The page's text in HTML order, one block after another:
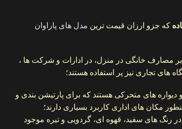
که جزو ارزان قیمت ترین مدل های پاراوان
مصارف خانگی در منزل، در ادارات و شرکت ها ،
های تجاری نیز پر استفاده هستند؛
دیواره های متحرکی هستند که برای پارتیشن بندی و
مکان های اداری کاربرد بسیاری دارند؛
های سفید، قهوه ای، گردویی و تیره موجود